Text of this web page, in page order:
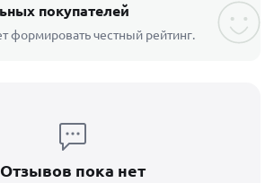
покупателей
формировать честный рейтинг.
Отзывов пока нет